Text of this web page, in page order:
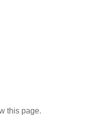
this page.